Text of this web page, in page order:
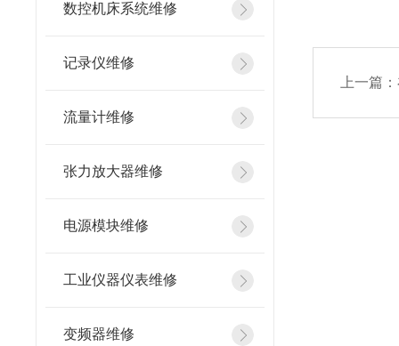
数控机床系统维修
记录仪维修
流量计维修
张力放大器维修
电源模块维修
工业仪器仪表维修
变频器维修
上一篇：